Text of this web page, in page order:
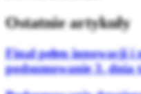
Ostatnie artykuły
Finał pełen innowacji i
podsumowanie 3.